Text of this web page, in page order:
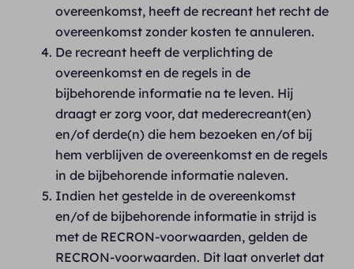
overeenkomst, heeft de recreant het recht de
overeenkomst zonder kosten te annuleren.
De recreant heeft de verplichting de
overeenkomst en de regels in de
bijbehorende informatie na te leven. Hij
draagt er zorg voor, dat mederecreant(en)
en/of derde(n) die hem bezoeken en/of bij
hem verblijven de overeenkomst en de regels
in de bijbehorende informatie naleven.
Indien het gestelde in de overeenkomst
en/of de bijbehorende informatie in strijd is
met de RECRON-voorwaarden, gelden de
RECRON-voorwaarden. Dit laat onverlet dat